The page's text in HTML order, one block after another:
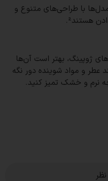
با طراحی‌های متنوع و
هستند².
ژوپینگ، بهتر است آن‌ها
عطر و مواد شوینده دور نگه
نرم و خشک تمیز کنید.